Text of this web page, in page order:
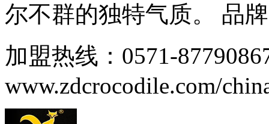
尔不群的独特气质。 品
加盟热线：0571-
www.zdcrocodile.com/